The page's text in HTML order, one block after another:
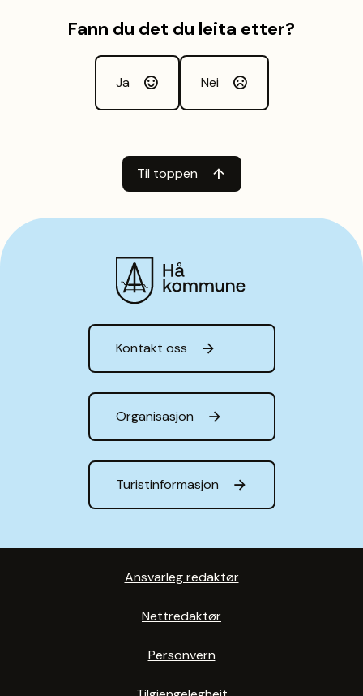
Fann du det du leita etter?
Ja Nei
Til toppen
Kontakt oss
Organisasjon
Turistinformasjon
Ansvarleg redaktør
Nettredaktør
Personvern